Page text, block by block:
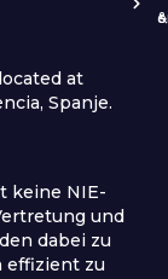
at
Spanje.
keine NIE-
und
dabei zu
effizient zu